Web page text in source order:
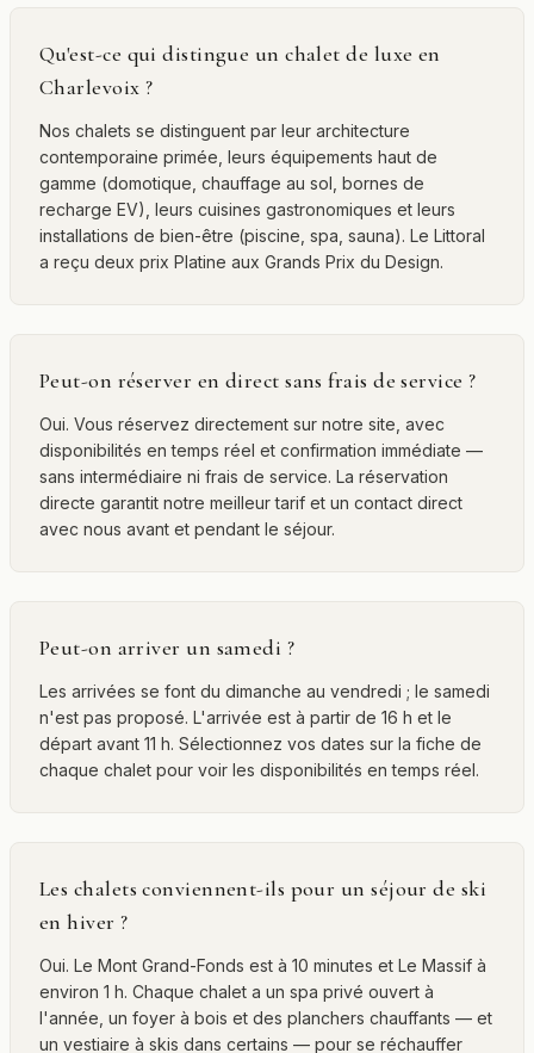
Qu'est-ce qui distingue un chalet de luxe en
Charlevoix ?
Nos chalets se distinguent par leur architecture
contemporaine primée, leurs équipements haut de
gamme (domotique, chauffage au sol, bornes de
recharge EV), leurs cuisines gastronomiques et leurs
installations de bien-être (piscine, spa, sauna). Le Littoral
a reçu deux prix Platine aux Grands Prix du Design.
Peut-on réserver en direct sans frais de service ?
Oui. Vous réservez directement sur notre site, avec
disponibilités en temps réel et confirmation immédiate —
sans intermédiaire ni frais de service. La réservation
directe garantit notre meilleur tarif et un contact direct
avec nous avant et pendant le séjour.
Peut-on arriver un samedi ?
Les arrivées se font du dimanche au vendredi ; le samedi
n'est pas proposé. L'arrivée est à partir de 16 h et le
départ avant 11 h. Sélectionnez vos dates sur la fiche de
chaque chalet pour voir les disponibilités en temps réel.
Les chalets conviennent-ils pour un séjour de ski
en hiver ?
Oui. Le Mont Grand-Fonds est à 10 minutes et Le Massif à
environ 1 h. Chaque chalet a un spa privé ouvert à
l'année, un foyer à bois et des planchers chauffants — et
un vestiaire à skis dans certains — pour se réchauffer